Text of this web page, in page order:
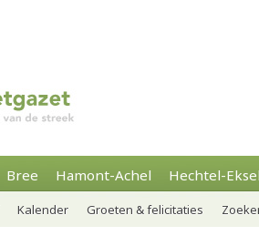
Bree Hamont-Achel Hechtel-
Kalender Groeten & felicitaties